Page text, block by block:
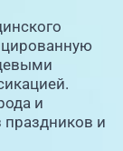
и
праздников и